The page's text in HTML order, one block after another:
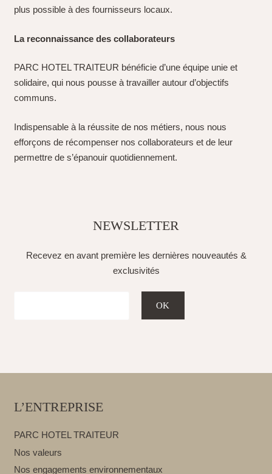
plus possible à des fournisseurs locaux.
La reconnaissance des collaborateurs
PARC HOTEL TRAITEUR bénéficie d’une équipe unie et
solidaire, qui nous pousse à travailler autour d’objectifs
communs.
Indispensable à la réussite de nos métiers, nous nous
efforçons de récompenser nos collaborateurs et de leur
permettre de s’épanouir quotidiennement.
NEWSLETTER
Recevez en avant première les dernières nouveautés &
exclusivités
L’ENTREPRISE
PARC HOTEL TRAITEUR
Nos valeurs
Nos engagements environnementaux